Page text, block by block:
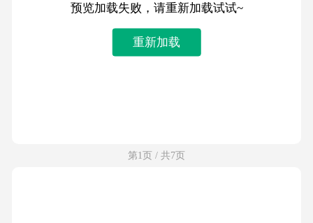
预览加载失败，请重新加载试试~
重新加载
第1页 / 共7页